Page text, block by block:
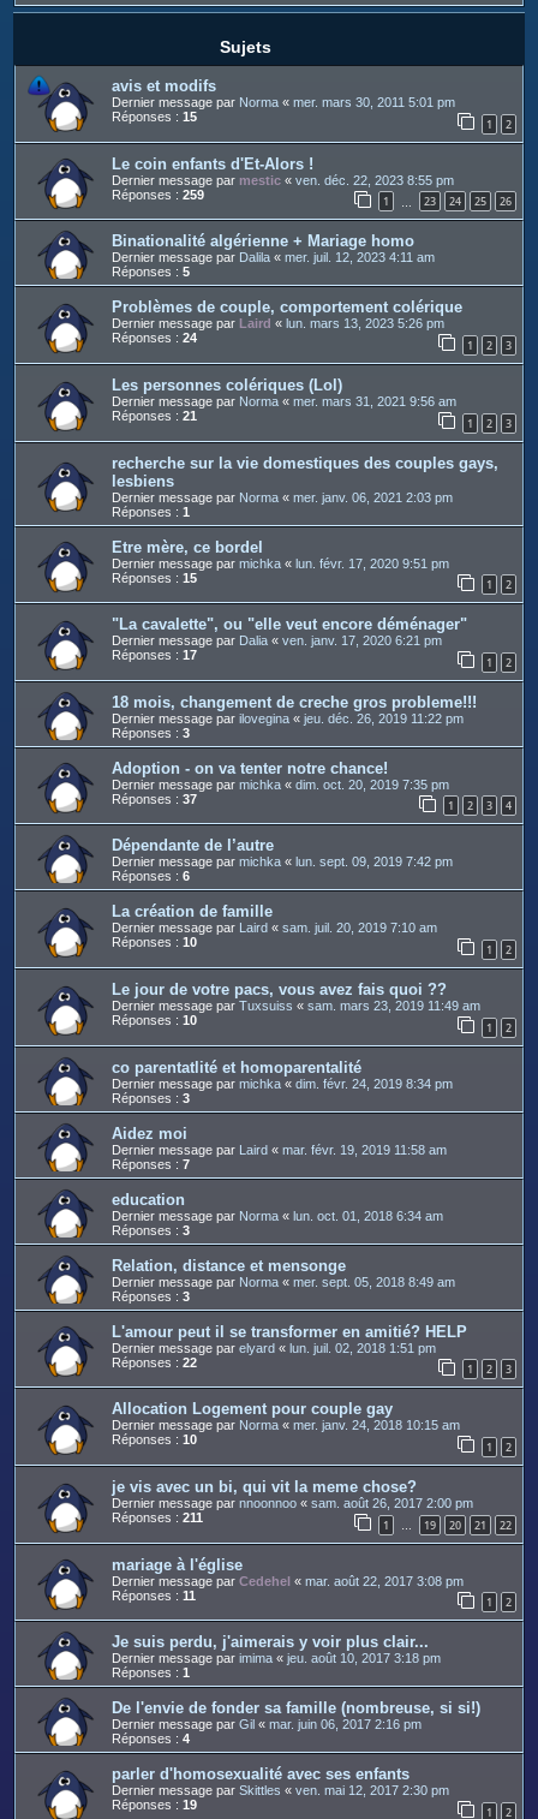
Sujets
avis et modifs
Dernier message par Norma « mer. mars 30, 2011 5:01 pm
Réponses : 15 1 2
Le coin enfants d'Et-Alors !
Dernier message par mestic « ven. déc. 22, 2023 8:55 pm
Réponses : 259 1 23 24 25 26
Binationalité algérienne + Mariage homo
Dernier message par Dalila « mer. juil. 12, 2023 4:11 am
Réponses : 5
Problèmes de couple, comportement colérique
Dernier message par Laird « lun. mars 13, 2023 5:26 pm
Réponses : 24 1 2 3
Les personnes colériques (Lol)
Dernier message par Norma « mer. mars 31, 2021 9:56 am
Réponses : 21 1 2 3
recherche sur la vie domestiques des couples gays,
lesbiens
Dernier message par Norma « mer. janv. 06, 2021 2:03 pm
Réponses : 1
Etre mère, ce bordel
Dernier message par michka « lun. févr. 17, 2020 9:51 pm
Réponses : 15 1 2
"La cavalette", ou "elle veut encore déménager"
Dernier message par Dalia « ven. janv. 17, 2020 6:21 pm
Réponses : 17 1 2
18 mois, changement de creche gros probleme!!!
Dernier message par ilovegina « jeu. déc. 26, 2019 11:22 pm
Réponses : 3
Adoption - on va tenter notre chance!
Dernier message par michka « dim. oct. 20, 2019 7:35 pm
Réponses : 37 1 2 3 4
Dépendante de l’autre
Dernier message par michka « lun. sept. 09, 2019 7:42 pm
Réponses : 6
La création de famille
Dernier message par Laird « sam. juil. 20, 2019 7:10 am
Réponses : 10 1 2
Le jour de votre pacs, vous avez fais quoi ??
Dernier message par Tuxsuiss « sam. mars 23, 2019 11:49 am
Réponses : 10 1 2
co parentatlité et homoparentalité
Dernier message par michka « dim. févr. 24, 2019 8:34 pm
Réponses : 3
Aidez moi
Dernier message par Laird « mar. févr. 19, 2019 11:58 am
Réponses : 7
education
Dernier message par Norma « lun. oct. 01, 2018 6:34 am
Réponses : 3
Relation, distance et mensonge
Dernier message par Norma « mer. sept. 05, 2018 8:49 am
Réponses : 3
L'amour peut il se transformer en amitié? HELP
Dernier message par elyard « lun. juil. 02, 2018 1:51 pm
Réponses : 22 1 2 3
Allocation Logement pour couple gay
Dernier message par Norma « mer. janv. 24, 2018 10:15 am
Réponses : 10 1 2
je vis avec un bi, qui vit la meme chose?
Dernier message par nnoonnoo « sam. août 26, 2017 2:00 pm
Réponses : 211 1 … 19 20 21 22
mariage à l'église
Dernier message par Cedehel « mar. août 22, 2017 3:08 pm
Réponses : 11 1 2
Je suis perdu, j'aimerais y voir plus clair...
Dernier message par imima « jeu. août 10, 2017 3:18 pm
Réponses : 1
De l'envie de fonder sa famille (nombreuse, si si!)
Dernier message par Gil « mar. juin 06, 2017 2:16 pm
Réponses : 4
parler d'homosexualité avec ses enfants
Dernier message par Skittles « ven. mai 12, 2017 2:30 pm
Réponses : 19 1 2